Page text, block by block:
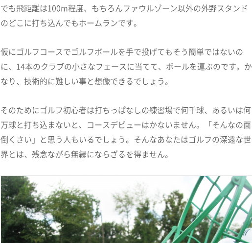
でも飛距離は100m程度、もちろんファウルゾーン以外の外野スタンド
のどこに打ち込んでもホームランです。
仮にゴルフコースでゴルフボールを手で投げてもそう簡単ではないの
に、14本のクラブの小さなフェースに当てて、ボールを運ぶのです。か
なり、技術的に難しい事と想像できるでしょう。
そのためにゴルフ初心者は打ちっぱなしの練習場で何千球、あるいは何
万球と打ち込まないと、コースデビューはかないません。「そんなの面
倒くさい」と思う人もいるでしょう。そんなあなたはゴルフの深遠な世
界とは、残念ながら無縁にならざるを得ません。